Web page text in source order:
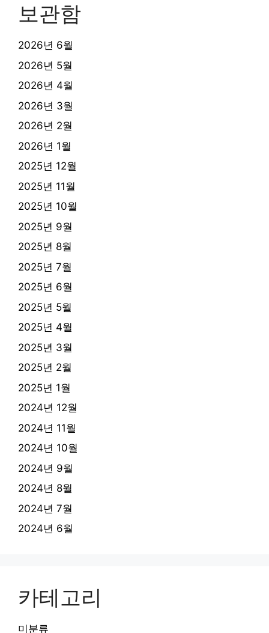
보관함
2026년 6월
2026년 5월
2026년 4월
2026년 3월
2026년 2월
2026년 1월
2025년 12월
2025년 11월
2025년 10월
2025년 9월
2025년 8월
2025년 7월
2025년 6월
2025년 5월
2025년 4월
2025년 3월
2025년 2월
2025년 1월
2024년 12월
2024년 11월
2024년 10월
2024년 9월
2024년 8월
2024년 7월
2024년 6월
카테고리
미분류